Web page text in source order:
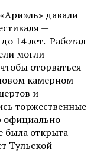
«Ариэль» давали
—
14 лет. Работал
могли
оторваться
камерном
и
торжественные
официально
была открыта
Тульской